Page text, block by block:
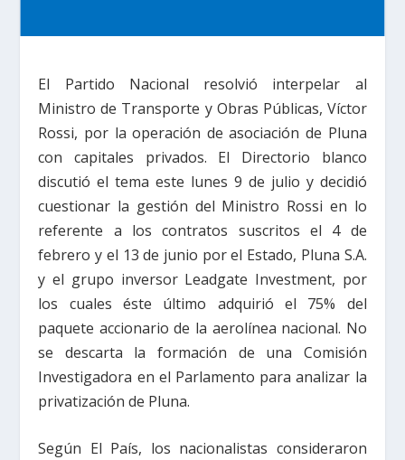
El Partido Nacional resolvió interpelar al
Ministro de Transporte y Obras Públicas, Víctor
Rossi, por la operación de asociación de Pluna
con capitales privados. El Directorio blanco
discutió el tema este lunes 9 de julio y decidió
cuestionar la gestión del Ministro Rossi en lo
referente a los contratos suscritos el 4 de
febrero y el 13 de junio por el Estado, Pluna S.A.
y el grupo inversor Leadgate Investment, por
los cuales éste último adquirió el 75% del
paquete accionario de la aerolínea nacional. No
se descarta la formación de una Comisión
Investigadora en el Parlamento para analizar la
privatización de Pluna.
Según El País, los nacionalistas consideraron